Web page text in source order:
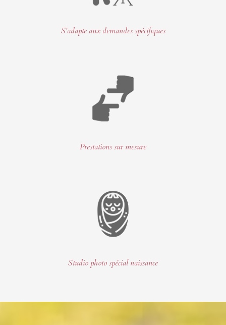
S'adapte aux demandes spécifiques
Prestations sur mesure
Studio photo spécial naissance